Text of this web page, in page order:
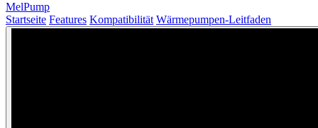
MelPump
Startseite Features Kompatibilität Wärmepumpen-Leitfaden